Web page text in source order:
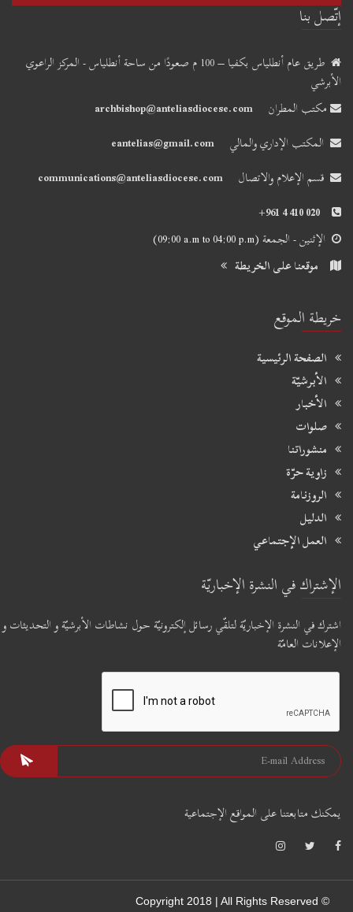
إتّصل بنا
طريق عام أنطلياس بكفيا – 100 م صعودًا من ساحة أنطلياس - المركز الراعوي
الأبرشي
مكتب المطران
archbishop@anteliasdiocese.com
المكتب الإداري والمالي
eantelias@gmail.com
قسم الإعلام والاتصال
communications@anteliasdiocese.com
+961 4 410 020
الإثنين - الجمعة(09:00 a.m to 04:00 p.m)
موقعنا على الخريطة
خريطة الموقع
الصفحة الرئيسية
الأبرشيّة
الأخبار
صلوات
منشوراتنا
زاوية حرّة
الروزنامة
الدليل
العمل الإجتماعي
الإشتراك في النشرة الإخباريّة
اشترك في النشرة الإخباريّة لتلقّي رسائل إلكترونيّة حول نشاطات الأبرشيّة و التحديثات و
الإعلانات العامّة
يمكنك متابعتنا على المواقع الإجتماعية
© Copyright 2018 | All Rights Reserved